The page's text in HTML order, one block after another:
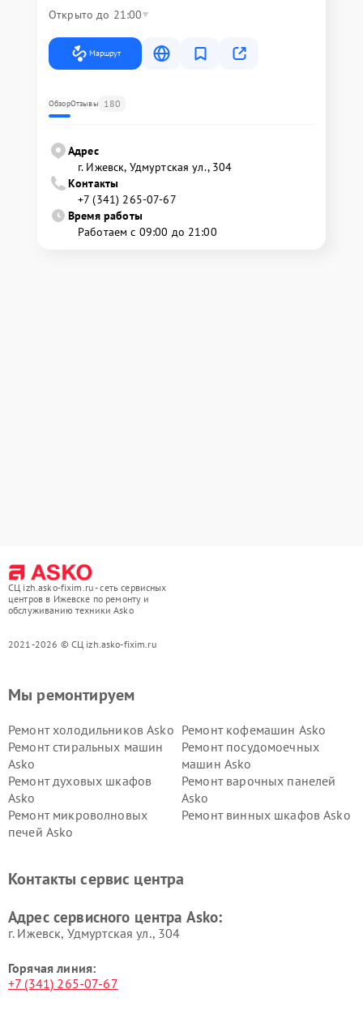
Открыто до 21:00
Маршрут
ОбзорОтзывы 180
Адрес
г. Ижевск, Удмуртская ул., 304
Контакты
+7 (341) 265-07-67
Время работы
Работаем с 09:00 до 21:00
СЦ izh.asko-fixim.ru - сеть сервисных
центров в Ижевске по ремонту и
обслуживанию техники Asko
2021-2026 © СЦ izh.asko-fixim.ru
Мы ремонтируем
Ремонт холодильников Asko Ремонт кофемашин Asko
Ремонт стиральных машин
Asko
Ремонт посудомоечных
машин Asko
Ремонт духовых шкафов
Asko
Ремонт варочных панелей
Asko
Ремонт микроволновых
печей Asko
Ремонт винных шкафов Asko
Ремонт подогревателей
Ремонт промышленных
Asko
Контакты сервис центра
Адрес сервисного центра Asko:
г. Ижевск, Удмуртская ул., 304
Горячая линия:
+7 (341) 265-07-67